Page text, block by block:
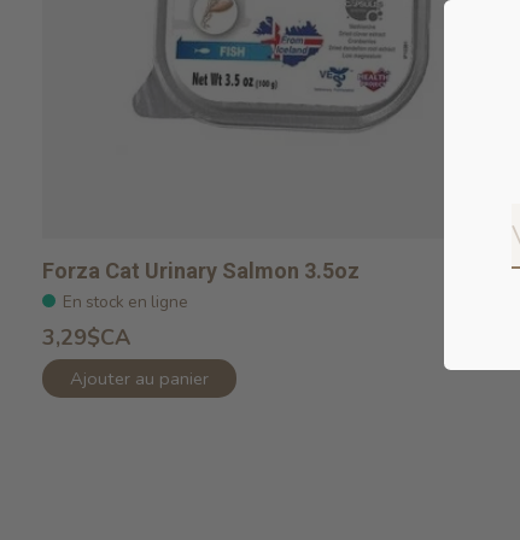
Forza Cat Urinary Salmon 3.5oz
En stock en ligne
3,29$CA
Ajouter au panier